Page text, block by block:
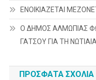
ΕΝΟΙΚΙΑΖΕΤΑΙ
Ο ΔΗΜΟΣ ΑΛΜΩΠΙΑΣ
ΓΑΤΣΟΥ ΓΙΑ ΤΗ
ΠΡΌΣΦΑΤΑ ΣΧΌΛΙΑ